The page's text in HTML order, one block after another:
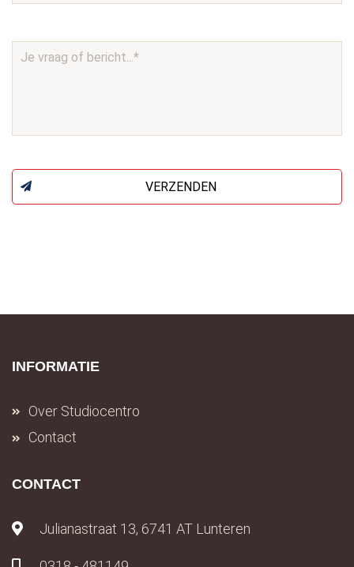
VERZENDEN
INFORMATIE
Over Studiocentro
Contact
CONTACT
Julianastraat 13, 6741 AT Lunteren